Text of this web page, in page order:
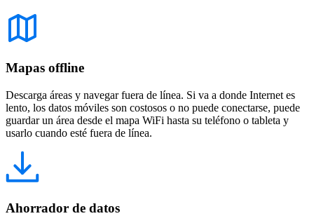
Mapas offline
Descarga áreas y navegar fuera de línea. Si va a donde Internet es
lento, los datos móviles son costosos o no puede conectarse, puede
guardar un área desde el mapa WiFi hasta su teléfono o tableta y
usarlo cuando esté fuera de línea.
Ahorrador de datos